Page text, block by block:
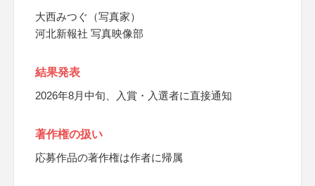
大西みつぐ（写真家）
河北新報社 写真映像部
結果発表
2026年8月中旬、入賞・入選者に直接通知
著作権の扱い
応募作品の著作権は作者に帰属